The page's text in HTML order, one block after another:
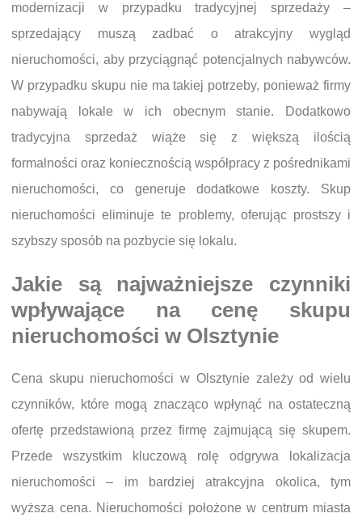
modernizacji w przypadku tradycyjnej sprzedaży –
sprzedający muszą zadbać o atrakcyjny wygląd
nieruchomości, aby przyciągnąć potencjalnych nabywców.
W przypadku skupu nie ma takiej potrzeby, ponieważ firmy
nabywają lokale w ich obecnym stanie. Dodatkowo
tradycyjna sprzedaż wiąże się z większą ilością
formalności oraz koniecznością współpracy z pośrednikami
nieruchomości, co generuje dodatkowe koszty. Skup
nieruchomości eliminuje te problemy, oferując prostszy i
szybszy sposób na pozbycie się lokalu.
Jakie są najważniejsze czynniki
wpływające na cenę skupu
nieruchomości w Olsztynie
Cena skupu nieruchomości w Olsztynie zależy od wielu
czynników, które mogą znacząco wpłynąć na ostateczną
ofertę przedstawioną przez firmę zajmującą się skupem.
Przede wszystkim kluczową rolę odgrywa lokalizacja
nieruchomości – im bardziej atrakcyjna okolica, tym
wyższa cena. Nieruchomości położone w centrum miasta